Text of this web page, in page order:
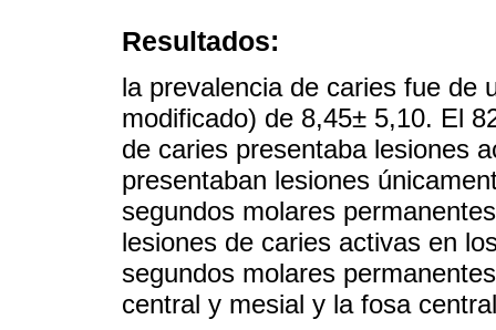
Resultados:
la prevalencia de caries fue de
modificado) de 8,45± 5,10. El
de caries presentaba lesiones
presentaban lesiones
segundos molares
lesiones de caries activas en
segundos molares
central y mesial y la fosa